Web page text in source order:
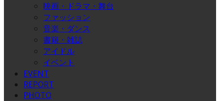
映画・ドラマ・舞台
ファッション
音楽・ダンス
書籍・雑誌
アイドル
イベント
EVENT
REPORT
PHOTO